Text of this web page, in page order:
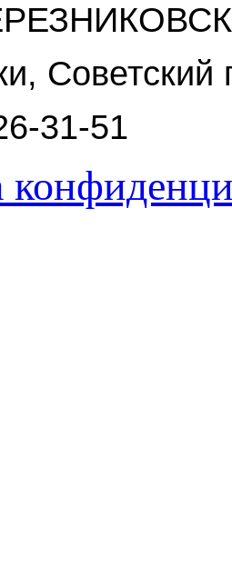
Советский
31-51